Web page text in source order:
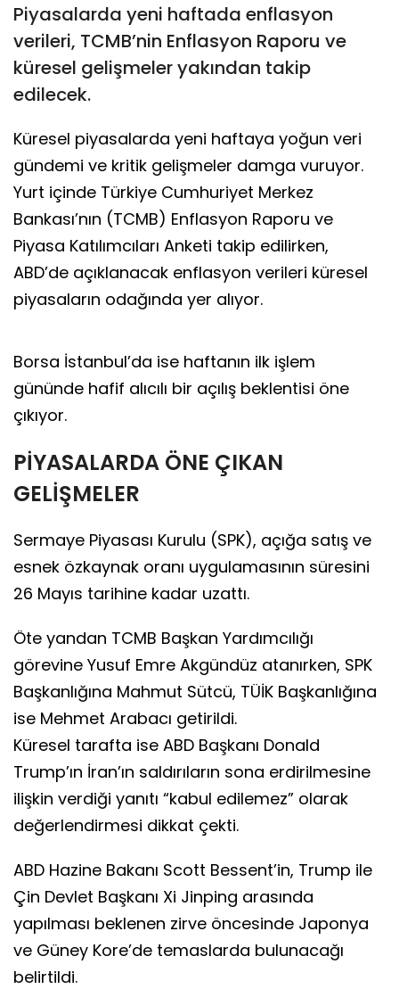
Piyasalarda yeni haftada enflasyon
verileri, TCMB’nin Enflasyon Raporu ve
küresel gelişmeler yakından takip
edilecek.
Küresel piyasalarda yeni haftaya yoğun veri
gündemi ve kritik gelişmeler damga vuruyor.
Yurt içinde Türkiye Cumhuriyet Merkez
Bankası’nın (TCMB) Enflasyon Raporu ve
Piyasa Katılımcıları Anketi takip edilirken,
ABD’de açıklanacak enflasyon verileri küresel
piyasaların odağında yer alıyor.
Borsa İstanbul’da ise haftanın ilk işlem
gününde hafif alıcılı bir açılış beklentisi öne
çıkıyor.
PİYASALARDA ÖNE ÇIKAN
GELİŞMELER
Sermaye Piyasası Kurulu (SPK), açığa satış ve
esnek özkaynak oranı uygulamasının süresini
26 Mayıs tarihine kadar uzattı.
Öte yandan TCMB Başkan Yardımcılığı
görevine Yusuf Emre Akgündüz atanırken, SPK
Başkanlığına Mahmut Sütcü, TÜİK Başkanlığına
ise Mehmet Arabacı getirildi.
Küresel tarafta ise ABD Başkanı Donald
Trump’ın İran’ın saldırıların sona erdirilmesine
ilişkin verdiği yanıtı “kabul edilemez” olarak
değerlendirmesi dikkat çekti.
ABD Hazine Bakanı Scott Bessent’in, Trump ile
Çin Devlet Başkanı Xi Jinping arasında
yapılması beklenen zirve öncesinde Japonya
ve Güney Kore’de temaslarda bulunacağı
belirtildi.